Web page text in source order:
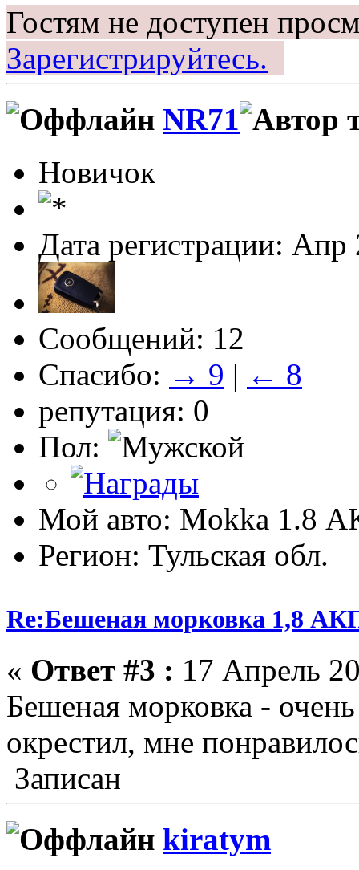
Гостям не доступен
Зарегистрируйтесь.
NR71
Новичок
Дата регистрации: Апр
Сообщений: 12
Спасибо: → 9 | ← 8
репутация: 0
Пол:
Мой авто: Mokka 1.8
Регион: Тульская обл.
Re:Бешеная морковка 1,8
« Ответ #3 : 17 Апрель
Бешеная морковка -
окрестил, мне
Записан
kiratym